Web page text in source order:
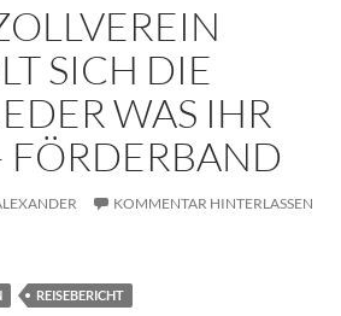
SICH DIE
WAS IHR
FÖRDERBAND
KOMMENTAR HINTERLASSEN
REISEBERICHT